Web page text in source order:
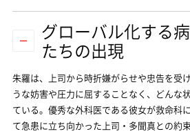
グローバル化する
たちの出現
朱羅は、上司から時折嫌がらせや忠告を受
うな妨害や圧力に屈することなく、どんな
ている。優秀な外科医である彼女が救命科
て急患に立ち向かった上司・多聞真との約